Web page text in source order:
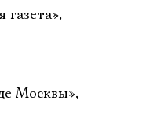
газета»,
Москвы»,